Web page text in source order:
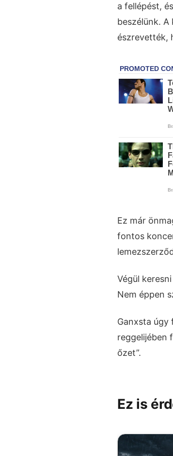
a fellépést,
beszélünk.
észrevették,
Ez már
fontos
Végül
Nem éppen
Ganxsta úgy
reggelijében
őzet”.
Ez is